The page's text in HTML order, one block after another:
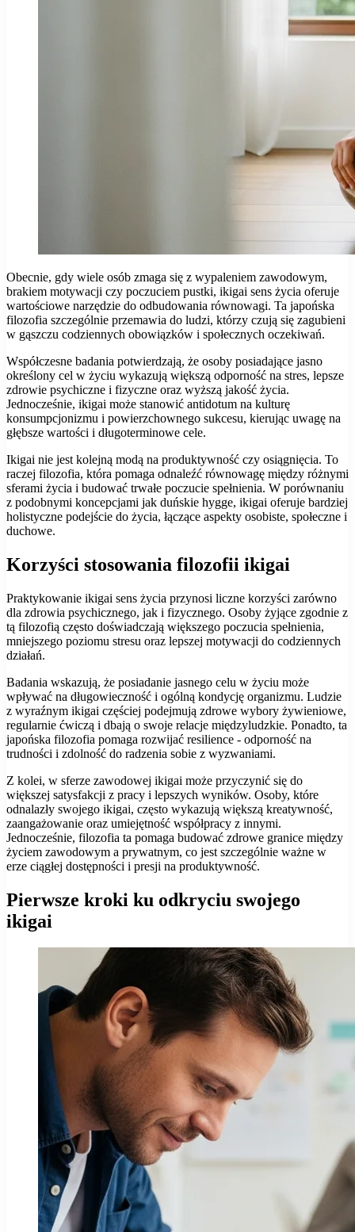
Obecnie, gdy wiele osób zmaga się z wypaleniem zawodowym,
brakiem motywacji czy poczuciem pustki, ikigai sens życia oferuje
wartościowe narzędzie do odbudowania równowagi. Ta japońska
filozofia szczególnie przemawia do ludzi, którzy czują się zagubieni
w gąszczu codziennych obowiązków i społecznych oczekiwań.
Współczesne badania potwierdzają, że osoby posiadające jasno
określony cel w życiu wykazują większą odporność na stres, lepsze
zdrowie psychiczne i fizyczne oraz wyższą jakość życia.
Jednocześnie, ikigai może stanowić antidotum na kulturę
konsumpcjonizmu i powierzchownego sukcesu, kierując uwagę na
głębsze wartości i długoterminowe cele.
Ikigai nie jest kolejną modą na produktywność czy osiągnięcia. To
raczej filozofia, która pomaga odnaleźć równowagę między różnymi
sferami życia i budować trwałe poczucie spełnienia. W porównaniu
z podobnymi koncepcjami jak duńskie hygge, ikigai oferuje bardziej
holistyczne podejście do życia, łączące aspekty osobiste, społeczne i
duchowe.
Korzyści stosowania filozofii ikigai
Praktykowanie ikigai sens życia przynosi liczne korzyści zarówno
dla zdrowia psychicznego, jak i fizycznego. Osoby żyjące zgodnie z
tą filozofią często doświadczają większego poczucia spełnienia,
mniejszego poziomu stresu oraz lepszej motywacji do codziennych
działań.
Badania wskazują, że posiadanie jasnego celu w życiu może
wpływać na długowieczność i ogólną kondycję organizmu. Ludzie
z wyraźnym ikigai częściej podejmują zdrowe wybory żywieniowe,
regularnie ćwiczą i dbają o swoje relacje międzyludzkie. Ponadto, ta
japońska filozofia pomaga rozwijać resilience - odporność na
trudności i zdolność do radzenia sobie z wyzwaniami.
Z kolei, w sferze zawodowej ikigai może przyczynić się do
większej satysfakcji z pracy i lepszych wyników. Osoby, które
odnalazły swojego ikigai, często wykazują większą kreatywność,
zaangażowanie oraz umiejętność współpracy z innymi.
Jednocześnie, filozofia ta pomaga budować zdrowe granice między
życiem zawodowym a prywatnym, co jest szczególnie ważne w
erze ciągłej dostępności i presji na produktywność.
Pierwsze kroki ku odkryciu swojego
ikigai